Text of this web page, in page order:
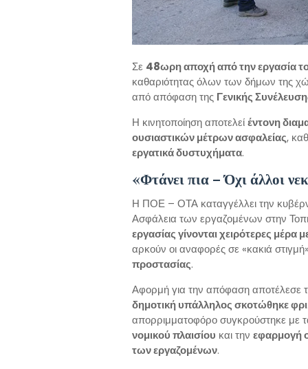
Σε 48ωρη αποχή από την εργασία
καθαριότητας όλων των δήμων της
από απόφαση της Γενικής
Η κινητοποίηση αποτελείέντονη
ουσιαστικών μέτρων ασφαλείας,
εργατικά δυστυχήματα.
«Φτάνει πια – Όχι άλλοι
Η ΠΟΕ – ΟΤΑ καταγγέλλει την
Ασφάλεια των εργαζομένων στην
εργασίας γίνονται χειρότερες μέρα
αρκούν οι αναφορές σε «κακιά
προστασίας.
Αφορμή για την απόφαση αποτέλεσε
δημοτική υπάλληλος σκοτώθηκε
απορριμματοφόρο συγκρούστηκε με
νομικού πλαισίου και την εφαρμογή
των εργαζομένων.